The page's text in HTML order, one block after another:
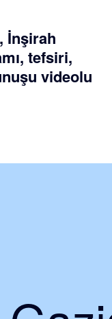
İnşirah
tefsiri,
videolu